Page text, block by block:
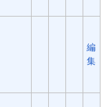
編
集